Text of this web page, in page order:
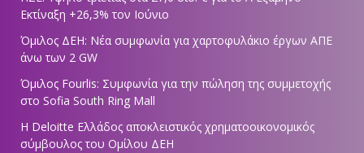
Εκτίναξη +26,3% τον Ιούνιο
Όμιλος ΔΕΗ: Νέα συμφωνία για χαρτοφυλάκιο έργων ΑΠΕ
άνω των 2 GW
Όμιλος Fourlis: Συμφωνία για την πώληση της συμμετοχής
στο Sofia South Ring Mall
Η Deloitte Ελλάδος αποκλειστικός χρηματοοικονομικός
σύμβουλος του Ομίλου ΔΕΗ